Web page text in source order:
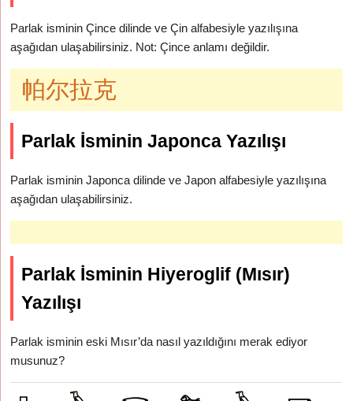
Parlak isminin Çince dilinde ve Çin alfabesiyle yazılışına
aşağıdan ulaşabilirsiniz. Not: Çince anlamı değildir.
帕尔拉克
Parlak İsminin Japonca Yazılışı
Parlak isminin Japonca dilinde ve Japon alfabesiyle yazılışına
aşağıdan ulaşabilirsiniz.
Parlak İsminin Hiyeroglif (Mısır)
Yazılışı
Parlak isminin eski Mısır’da nasıl yazıldığını merak ediyor
musunuz?